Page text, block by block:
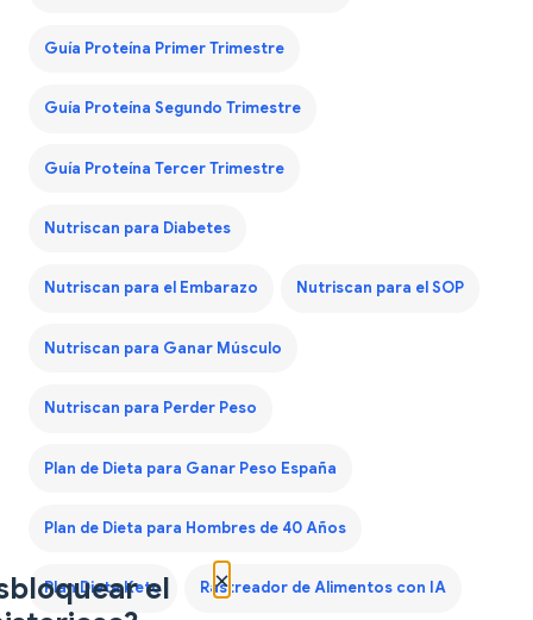
Guía Proteína Primer Trimestre
Guía Proteína Segundo Trimestre
Guía Proteína Tercer Trimestre
Nutriscan para Diabetes
Nutriscan para el Embarazo Nutriscan para el SOP
Nutriscan para Ganar Músculo
Nutriscan para Perder Peso
Plan de Dieta para Ganar Peso España
Plan de Dieta para Hombres de 40 Años
Plan Dieta Keto Rastreador de Alimentos con IA
×
el